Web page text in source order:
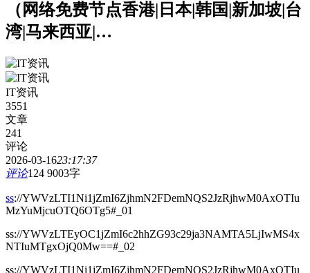
（网络免费节点香港|日本|韩国|新加坡|台
湾|马来西亚|…
IT资讯
3551
文章
241
评论
2026-03-1623:17:37
评论124 9003字
ss://YWVzLTI1Ni1jZmI6ZjhmN2FDemNQS2JzRjhwM0AxOTIu
MzYuMjcuOTQ6OTg5#_01
ss://YWVzLTEyOC1jZmI6c2hhZG93c29ja3NAMTA5LjIwMS4x
NTIuMTgxOjQ0Mw==#_02
ss://YWVzLTI1Ni1jZmI6ZjhmN2FDemNQS2JzRjhwM0AxOTIu